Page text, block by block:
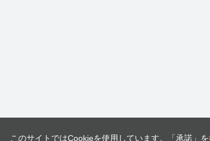
このサイトではCookieを使用しています。「承諾」